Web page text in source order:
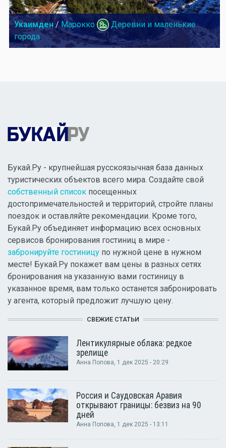
Укаимден/ Марокко
Деревни и маленькие
города
Букай.Ру - крупнейшая русскоязычная база данных
туристических объектов всего мира. Создайте свой
собственный список посещенных
достопримечательностей и территорий, стройте планы
поездок и оставляйте рекомендации. Кроме того,
Букай.Ру объединяет информацию всех основных
сервисов бронирования гостиниц в мире -
забронируйте гостиницу по нужной цене в нужном
месте! Букай.Ру покажет вам цены в разных сетях
бронирования на указанную вами гостиницу в
указанное время, вам только останется забронировать
у агента, который предложит лучшую цену.
СВЕЖИЕ СТАТЬИ
Лентикулярные облака: редкое
зрелище
Анна Попова, 1 дек 2025 - 20:29
Россия и Саудовская Аравия
открывают границы: безвиз на 90
дней
Анна Попова, 1 дек 2025 - 13:11